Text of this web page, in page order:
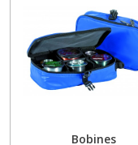
Bobines